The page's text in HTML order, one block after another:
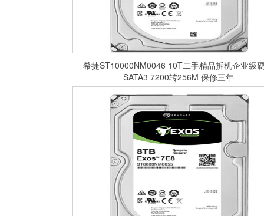
希捷ST10000NM0046 10T二手精品拆机企业级硬盘
SATA3 7200转256M 保修三年